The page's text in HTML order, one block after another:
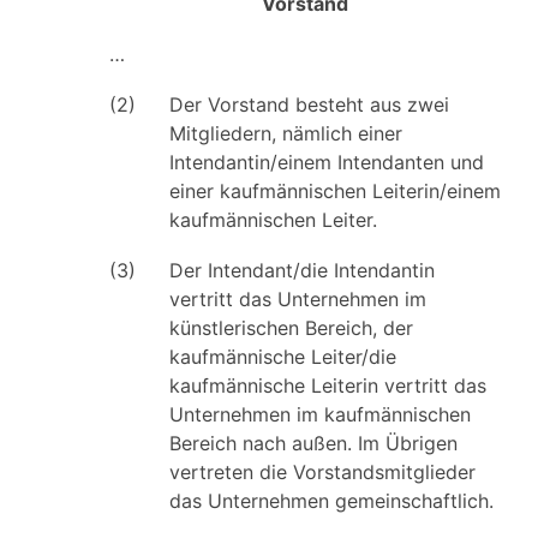
…
(2)
Der Vorstand besteht aus zwei
Mitgliedern, nämlich einer
Intendantin/einem Intendanten und
einer kaufmännischen Leiterin/einem
kaufmännischen Leiter.
(3)
Der Intendant/die Intendantin
vertritt das Unternehmen im
künstlerischen Bereich, der
kaufmännische Leiter/die
kaufmännische Leiterin vertritt das
Unternehmen im kaufmännischen
Bereich nach außen. Im Übrigen
vertreten die Vorstandsmitglieder
das Unternehmen gemeinschaftlich.